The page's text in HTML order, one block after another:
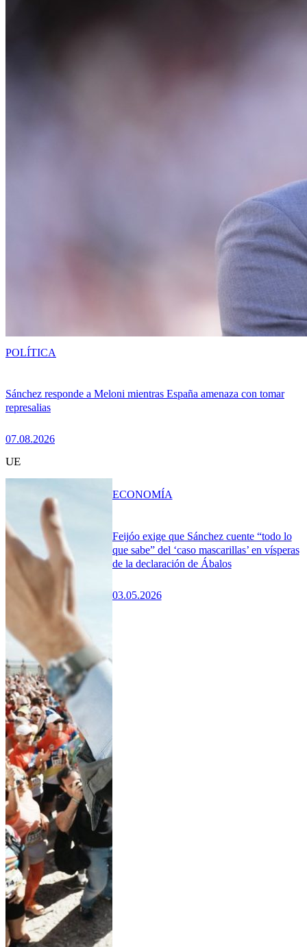
Sánchez responde a Meloni mientras España amenaza con tomar
represalias
07.08.2026
POLÍTICA
UE
Feijóo exige que Sánchez cuente “todo lo
que sabe” del ‘caso mascarillas’ en vísperas
de la declaración de Ábalos
03.05.2026
ECONOMÍA